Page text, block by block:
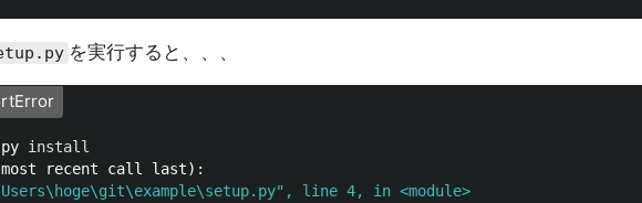
を実行すると、、、
install
line 4, in <module>